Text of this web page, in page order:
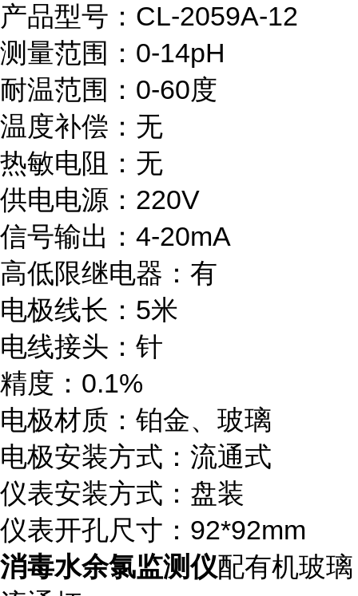
产品型号：CL-2059A-12
测量范围：0-14pH
耐温范围：0-60度
温度补偿：无
热敏电阻：无
供电电源：220V
信号输出：4-20mA
高低限继电器：有
电极线长：5米
电线接头：针
精度：0.1%
电极材质：铂金、玻璃
电极安装方式：流通式
仪表安装方式：盘装
仪表开孔尺寸：92*92mm
消毒水余氯监测仪配有机玻璃